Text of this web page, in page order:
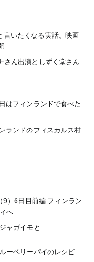
言いたくなる実話。映画
さん出演としずく堂さん
はフィンランドで食べた
ランドのフィスカルス村
9）6日目前編 フィンラン
へ
ャガイモと
ーベリーパイのレシピ